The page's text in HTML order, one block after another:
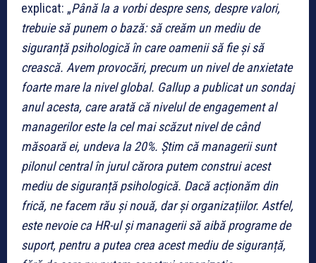
explicat: „Până la a vorbi despre sens, despre valori,
trebuie să punem o bază: să creăm un mediu de
siguranță psihologică în care oamenii să fie și să
crească. Avem provocări, precum un nivel de anxietate
foarte mare la nivel global. Gallup a publicat un sondaj
anul acesta, care arată că nivelul de engagement al
managerilor este la cel mai scăzut nivel de când
măsoară ei, undeva la 20%. Știm că managerii sunt
pilonul central în jurul cărora putem construi acest
mediu de siguranță psihologică. Dacă acționăm din
frică, ne facem rău și nouă, dar și organizațiilor. Astfel,
este nevoie ca HR-ul și managerii să aibă programe de
suport, pentru a putea crea acest mediu de siguranță,